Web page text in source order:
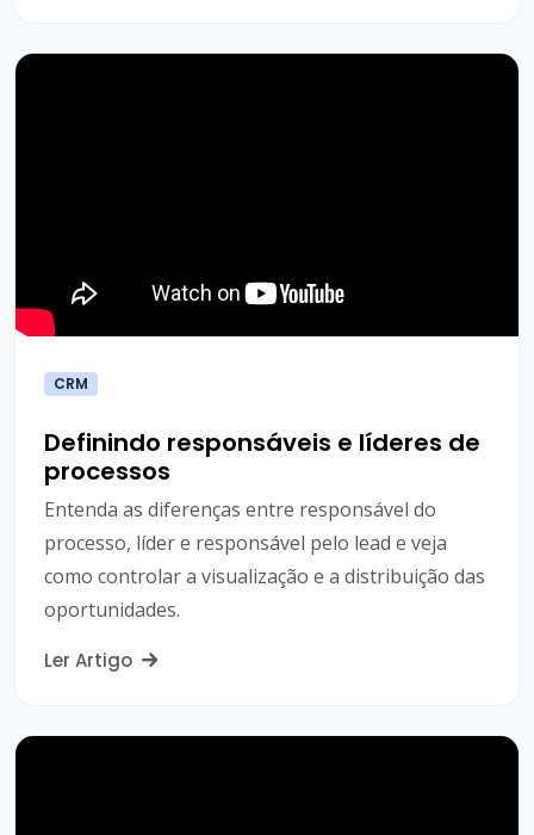
CRM
Definindo responsáveis e líderes de
processos
Entenda as diferenças entre responsável do
processo, líder e responsável pelo lead e veja
como controlar a visualização e a distribuição das
oportunidades.
Ler Artigo